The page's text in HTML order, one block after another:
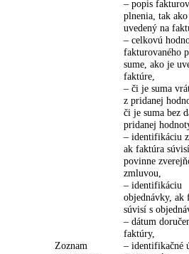
Zoznam
– popis
plnenia, tak
uvedený na
– celkovú
fakturovaného
sume, ako je
faktúre,
– či je suma
z pridanej
či je suma bez
pridanej
– identifikáciu
ak faktúra
povinne
zmluvou,
– identifikáciu
objednávky, ak
súvisí s
– dátum
faktúry,
– identifikačné